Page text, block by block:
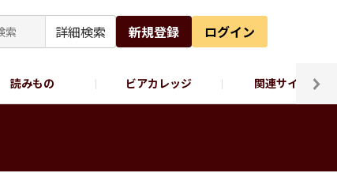
詳細検索 新規登録 ログイン
読みもの ビアカレッジ 関連サイト